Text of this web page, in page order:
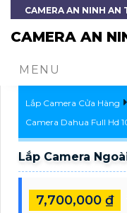
CAMERA AN NINH AN
CAMERA AN
MENU
Lắp Camera Cửa Hàng
Camera Dahua Full Hd
Lắp Camera
7,700,000 ₫